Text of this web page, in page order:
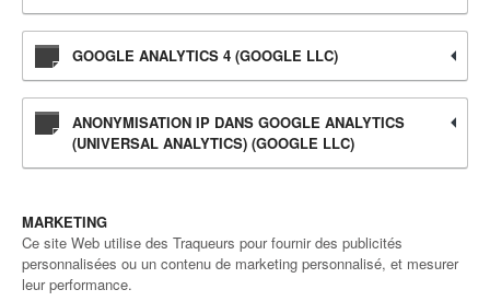
GOOGLE ANALYTICS 4 (GOOGLE LLC)
ANONYMISATION IP DANS GOOGLE ANALYTICS
(UNIVERSAL ANALYTICS) (GOOGLE LLC)
MARKETING
Ce site Web utilise des Traqueurs pour fournir des publicités
personnalisées ou un contenu de marketing personnalisé, et mesurer
leur performance.